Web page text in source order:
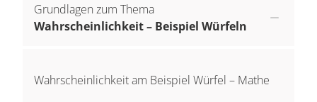
Grundlagen zum Thema
Wahrscheinlichkeit – Beispiel Würfeln
Wahrscheinlichkeit am Beispiel Würfel – Mathe